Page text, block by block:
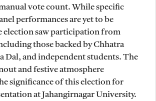
vote count. While specific
performances are yet to be
election saw participation from
those backed by Chhatra
Dal, and independent students. The
and festive atmosphere
significance of this election for
at Jahangirnagar University.